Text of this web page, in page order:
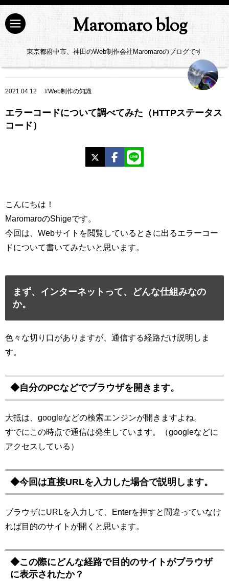
Maromaro blog
東京都府中市、神田のWeb制作会社Maromaroのブログです
2021.04.12 #Web制作の知識
エラーコードについて調べてみた（HTTPステータス
コード）
Facebook
こんにちは！
MaromaroのShigeです。
今回は、Webサイトを閲覧しているときに出るエラーコー
ドについて書いてみたいと思います。
まず、インターネットって、どんな仕組みなの
か。
色々な切り口がありますが、通信する経路だけ説明しま
す。
◆自分のPCなどでブラウザを開きます。
大抵は、googleなどの検索エンジンが開きますよね。
すでにこの時点で通信は発生しています。（googleなどに
アクセスしている）
◆今回は直接URLを入力した場合で説明します。
ブラウザにURLを入力して、Enterを押すと間違っていなけ
れば目的のサイトが開くと思います。
◆この際にどんな経路で目的のサイトがブラウザ
に表示されたか？